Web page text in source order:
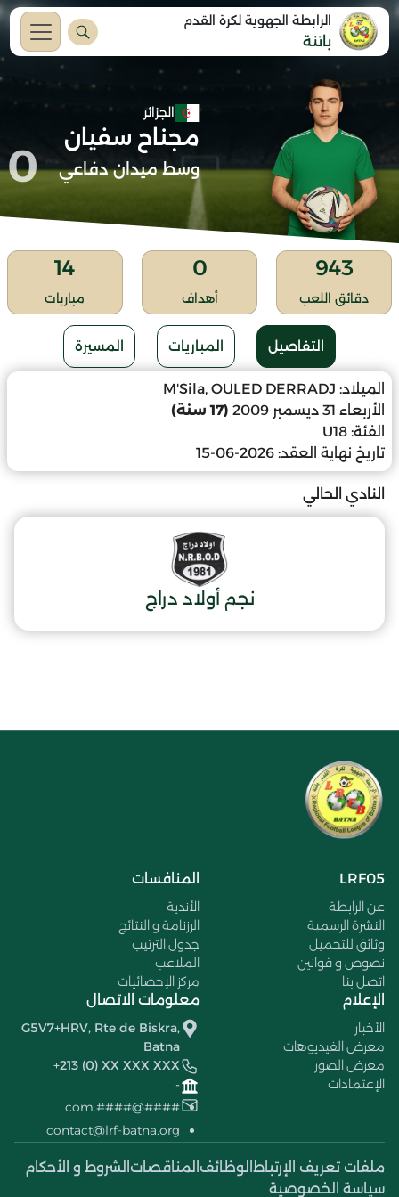
الرابطة الجهوية لكرة القدم
باتنة
الجزائر
مجناح سفيان
وسط ميدان دفاعي 0
943
دقائق اللعب
0
أهداف
14
مباريات
التفاصيل المباريات المسيرة
الميلاد: M'Sila, OULED DERRADJ
الأربعاء 31 ديسمبر 2009
(17 سنة)
الفئة: U18
تاريخ نهاية العقد: 2026-06-15
النادي الحالي
نجم أولاد دراج
LRF05
عن الرابطة
النشرة الرسمية
وثائق للتحميل
نصوص و قوانين
اتصل بنا
المنافسات
الأندية
الرزنامة و النتائج
جدول الترتيب
الملاعب
مركز الإحصائيات
الإعلام
الأخبار
معرض الفيديوهات
معرض الصور
الإعتمادات
معلومات الاتصال
G5V7+HRV, Rte de Biskra,
Batna
+213 (0) XX XXX XXX
-
####@####.com
contact@lrf-batna.org
ملفات تعريف الإرتباط الوظائف المناقصات الشروط و الأحكام
سياسة الخصوصية